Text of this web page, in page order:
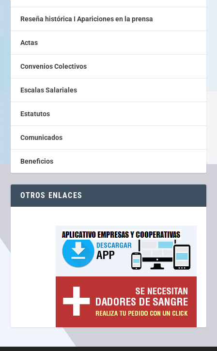
Reseña histórica I Apariciones en la prensa
Actas
Convenios Colectivos
Escalas Salariales
Estatutos
Comunicados
Beneficios
OTROS ENLACES